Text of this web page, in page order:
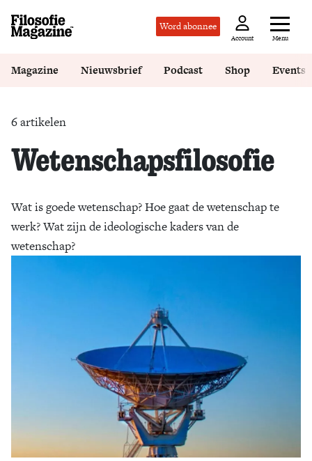
Word abonnee
Account Menu
Magazine Nieuwsbrief Podcast Shop Events
6 artikelen
Wetenschapsfilosofie
Wat is goede wetenschap? Hoe gaat de wetenschap te
werk? Wat zijn de ideologische kaders van de
wetenschap?